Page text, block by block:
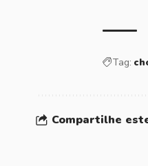
Tag:
Compartilhe